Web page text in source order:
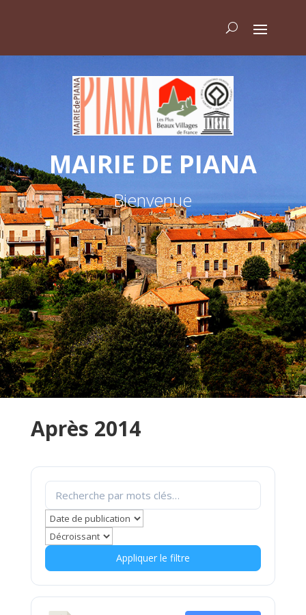
MAIRIE DE PIANA
Bienvenue
Après 2014
Appliquer le filtre